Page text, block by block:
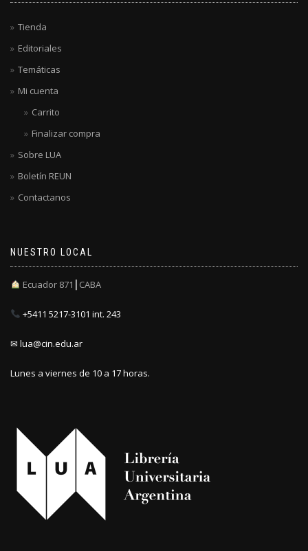
Tienda
Editoriales
Temáticas
Mi cuenta
Carrito
Finalizar compra
Sobre LUA
Boletín REUN
Contactanos
NUESTRO LOCAL
Ecuador 871┃CABA
+5411 5217-3101 int. 243
✉ lua@cin.edu.ar
Lunes a viernes de 10 a 17 horas.